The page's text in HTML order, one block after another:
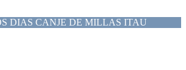
DIAS CANJE DE MILLAS ITAU